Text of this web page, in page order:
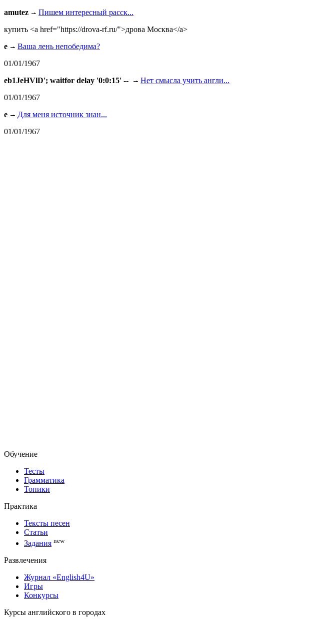
amutez
Пишем интересный расск...
купить <a href="https://drova-rf.ru/">дрова Москва</a>
e
Ваша лень непобедима?
01/01/1967
eb1JeHVlD'; waitfor delay '0:0:15' --
Нет смысла учить англи...
01/01/1967
e
Для меня источник знан...
01/01/1967
Обучение
Тесты
Грамматика
Топики
Практика
Тексты песен
Статьи
Задания new
Развлечения
Журнал «English4U»
Игры
Конкурсы
Курсы английского в городах